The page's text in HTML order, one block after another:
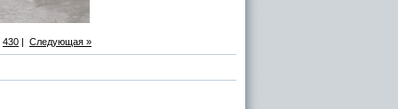
430 | Следующая »